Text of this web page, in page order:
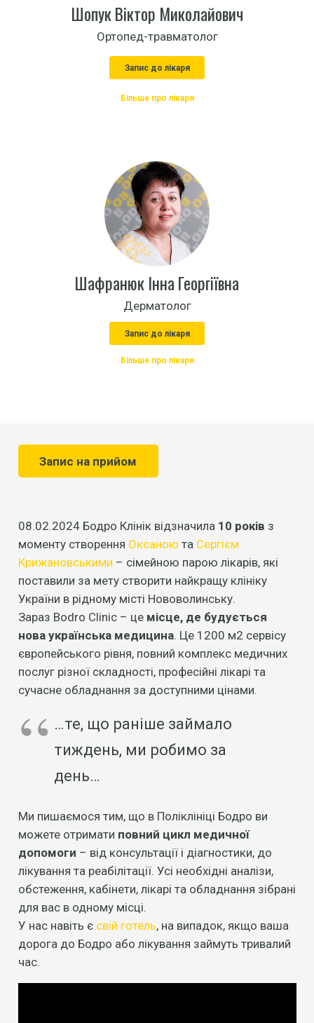
Шопук Віктор Миколайович
Ортопед-травматолог
Запис до лікаря
Більше про лікаря
Шафранюк Інна Георгіївна
Дерматолог
Запис до лікаря
Більше про лікаря
Запис на прийом
08.02.2024 Бодро Клінік відзначила 10 років з
моменту створення Оксаною та Сергієм
Крижановськими – сімейною парою лікарів, які
поставили за мету створити найкращу клініку
України в рідному місті Нововолинську.
Зараз Bodro Clinic – це місце, де будується
нова українська медицина. Це 1200 м2 сервісу
європейського рівня, повний комплекс медичних
послуг різної складності, професійні лікарі та
сучасне обладнання за доступними цінами.
…те, що раніше займало
тиждень, ми робимо за
день…
Ми пишаємося тим, що в Поліклініці Бодро ви
можете отримати повний цикл медичної
допомоги – від консультації і діагностики, до
лікування та реабілітації. Усі необхідні аналізи,
обстеження, кабінети, лікарі та обладнання зібрані
для вас в одному місці.
У нас навіть є свій готель, на випадок, якщо ваша
дорога до Бодро або лікування займуть тривалий
час.